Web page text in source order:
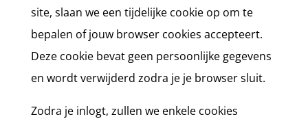
site, slaan we een tijdelijke cookie op om te
bepalen of jouw browser cookies accepteert.
Deze cookie bevat geen persoonlijke gegevens
en wordt verwijderd zodra je je browser sluit.
Zodra je inlogt, zullen we enkele cookies